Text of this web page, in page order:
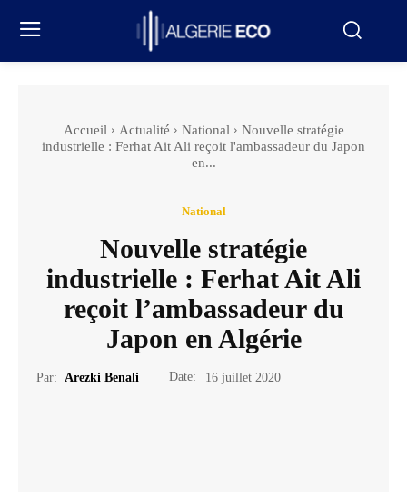
Accueil Actualité National
Nouvelle stratégie
industrielle : Ferhat Ait Ali reçoit l'ambassadeur du Japon
en...
National
Nouvelle stratégie
industrielle : Ferhat Ait Ali
reçoit l’ambassadeur du
Japon en Algérie
Par: Arezki Benali Date: 16 juillet 2020